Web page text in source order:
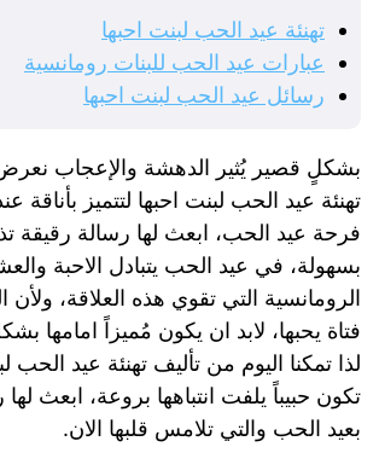
تهنئة عيد الحب لبنت احبها
عبارات عيد الحب للبنات رومانسية
رسائل عيد الحب لبنت احبها
بشكلٍ قصير يُثير الدهشة والإعجاب
تهنئة عيد الحب لبنت احبها لتتميز بأناقة
فرحة عيد الحب، ابعث لها رسالة رقيقة
بسهولة، في عيد الحب يتبادل الاحبة
الرومانسية التي تقوي هذه العلاقة،
فتاة يحبها، لابد ان يكون مُميزاً امامها
لذا تمكنا اليوم من تأليف تهنئة عيد الحب
تكون حبيباً يلفت انتباهها بروعة، ابعث
بعيد الحب والتي تلامس قلبها الان.